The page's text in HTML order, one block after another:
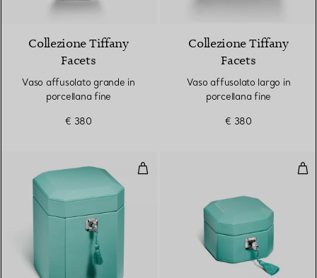
Collezione Tiffany
Facets
Vaso affusolato grande in
porcellana fine
€ 380
Collezione Tiffany
Facets
Vaso affusolato largo in
porcellana fine
€ 380
Portagioie alto in pelle Tiffany